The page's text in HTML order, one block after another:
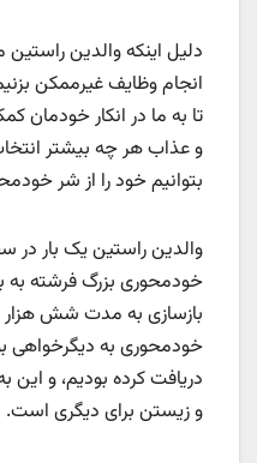
دلیل اینکه والدین راستین
انجام وظایف غیرممکن
تا به ما در انکار خودمان
و عذاب هر چه بیشتر
بتوانیم خود را از شر
والدین راستین یک بار در
خودمحوری بزرگ فرشته
بازسازی به مدت شش هزار
خودمحوری به دیگرخواهی
دریافت کرده بودیم، و
و زیستن برای دیگری است.